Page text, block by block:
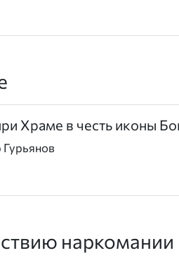
Храме в честь иконы
наркомании